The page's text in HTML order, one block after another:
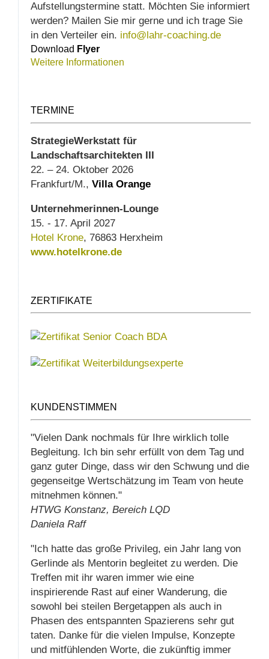
Aufstellungstermine statt. Möchten Sie informiert
werden? Mailen Sie mir gerne und ich trage Sie
in den Verteiler ein. info@lahr-coaching.de
Download Flyer
Weitere Informationen
TERMINE
StrategieWerkstatt für
Landschaftsarchitekten III
22. – 24. Oktober 2026
Frankfurt/M., Villa Orange
Unternehmerinnen-Lounge
15. - 17. April 2027
Hotel Krone, 76863 Herxheim
www.hotelkrone.de
ZERTIFIKATE
KUNDENSTIMMEN
"Vielen Dank nochmals für Ihre wirklich tolle
Begleitung. Ich bin sehr erfüllt von dem Tag und
ganz guter Dinge, dass wir den Schwung und die
gegenseitge Wertschätzung im Team von heute
mitnehmen können."
HTWG Konstanz, Bereich LQD
Daniela Raff
"Ich hatte das große Privileg, ein Jahr lang von
Gerlinde als Mentorin begleitet zu werden. Die
Treffen mit ihr waren immer wie eine
inspirierende Rast auf einer Wanderung, die
sowohl bei steilen Bergetappen als auch in
Phasen des entspannten Spazierens sehr gut
taten. Danke für die vielen Impulse, Konzepte
und mitfühlenden Worte, die zukünftig immer